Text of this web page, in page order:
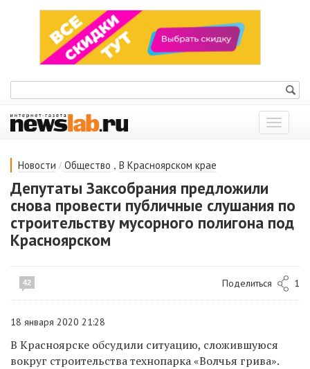
Показать
меню
Новости / Общество , В Красноярском крае
Депутаты Заксобрания предложили
снова провести публичные слушания по
строительству мусорного полигона под
Красноярском
42 Поделиться 1
18 января 2020 21:28
В Красноярске обсудили ситуацию, сложившуюся
вокруг строительства технопарка «Волчья грива».